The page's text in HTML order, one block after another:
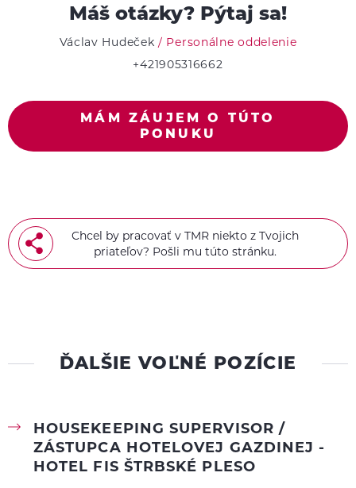
Máš otázky? Pýtaj sa!
Václav Hudeček/ Personálne oddelenie
+421905316662
MÁM ZÁUJEM O TÚTO
PONUKU
Chcel by pracovať v TMR niekto z Tvojich
priateľov? Pošli mu túto stránku.
ĎALŠIE VOĽNÉ POZÍCIE
HOUSEKEEPING SUPERVISOR /
ZÁSTUPCA HOTELOVEJ GAZDINEJ -
HOTEL FIS ŠTRBSKÉ PLESO